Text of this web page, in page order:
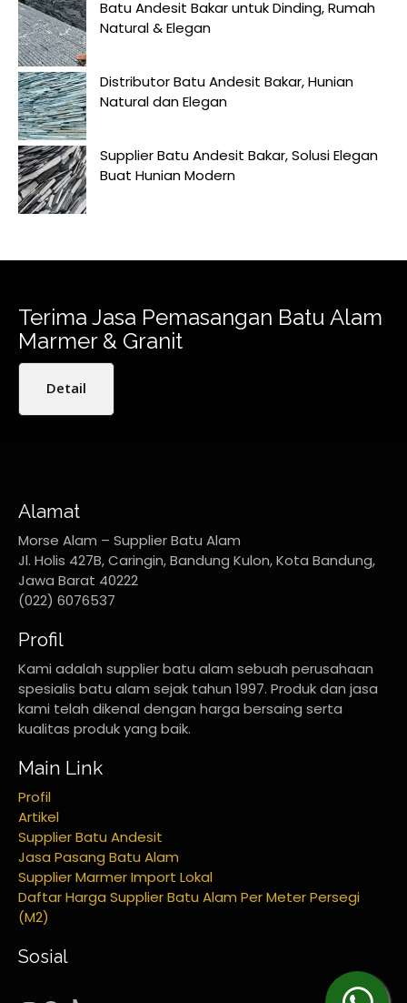
Batu Andesit Bakar untuk Dinding, Rumah
Natural & Elegan
Distributor Batu Andesit Bakar, Hunian
Natural dan Elegan
Supplier Batu Andesit Bakar, Solusi Elegan
Buat Hunian Modern
Terima Jasa Pemasangan Batu Alam
Marmer & Granit
Detail
Alamat
Morse Alam – Supplier Batu Alam
Jl. Holis 427B, Caringin, Bandung Kulon, Kota Bandung,
Jawa Barat 40222
(022) 6076537
Profil
Kami adalah supplier batu alam sebuah perusahaan
spesialis batu alam sejak tahun 1997. Produk dan jasa
kami telah dikenal dengan harga bersaing serta
kualitas produk yang baik.
Main Link
Profil
Artikel
Supplier Batu Andesit
Jasa Pasang Batu Alam
Supplier Marmer Import Lokal
Daftar Harga Supplier Batu Alam Per Meter Persegi
(M2)
Sosial